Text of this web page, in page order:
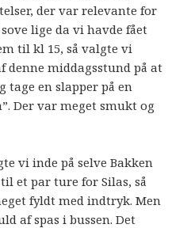
der var relevante for
lige da vi havde fået
til kl 15, så valgte vi
denne middagsstund på at
tage en slapper på en
Der var meget smukt og
vi inde på selve Bakken
et par ture for Silas, så
fyldt med indtryk. Men
af spas i bussen. Det